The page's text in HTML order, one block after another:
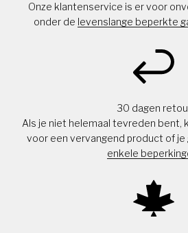
Onze klantenservice is er voor
onder de levenslange beperkte
30 dagen
Als je niet helemaal tevreden bent,
voor een vervangend product of je
enkele